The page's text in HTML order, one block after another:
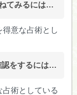
てみるには…
得意な占術とし
認をするには…
占術としている